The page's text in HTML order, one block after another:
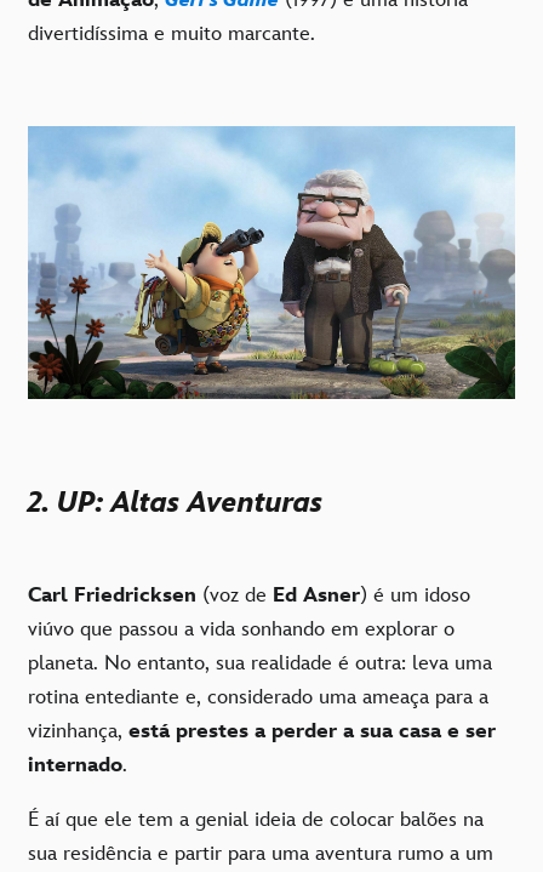
divertidíssima e muito marcante.
2. UP: Altas Aventuras
Carl Friedricksen (voz de Ed Asner) é um idoso
viúvo que passou a vida sonhando em explorar o
planeta. No entanto, sua realidade é outra: leva uma
rotina entediante e, considerado uma ameaça para a
vizinhança, está prestes a perder a sua casa e ser
internado.
É aí que ele tem a genial ideia de colocar balões na
sua residência e partir para uma aventura rumo a um